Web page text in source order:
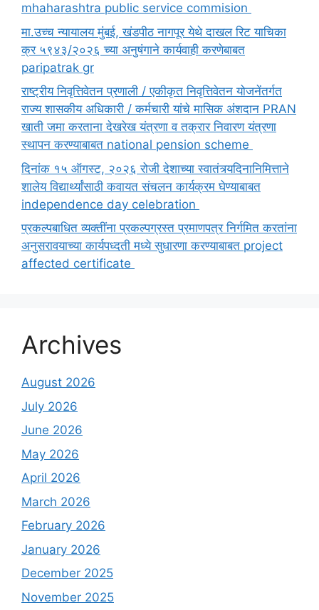
mhaharashtra public service commision
मा.उच्च न्यायालय मुंबई, खंडपीठ नागपूर येथे दाखल रिट याचिका
क्र ५९४३/२०२६ च्या अनुषंगाने कार्यवाही करणेबाबत
paripatrak gr
राष्ट्रीय निवृत्तिवेतन प्रणाली / एकीकृत निवृत्तिवेतन योजनेंतर्गत
राज्य शासकीय अधिकारी / कर्मचारी यांचे मासिक अंशदान PRAN
खाती जमा करताना देखरेख यंत्रणा व तक्रार निवारण यंत्रणा
स्थापन करण्याबाबत national pension scheme
दिनांक १५ ऑगस्ट, २०२६ रोजी देशाच्या स्वातंत्र्यदिनानिमित्ताने
शालेय विद्यार्थ्यांसाठी कवायत संचलन कार्यक्रम घेण्याबाबत
independence day celebration
प्रकल्पबाधित व्यक्तींना प्रकल्पग्रस्त प्रमाणपत्र निर्गमित करतांना
अनुसरावयाच्या कार्यपध्दती मध्ये सुधारणा करण्याबाबत project
affected certificate
Archives
August 2026
July 2026
June 2026
May 2026
April 2026
March 2026
February 2026
January 2026
December 2025
November 2025